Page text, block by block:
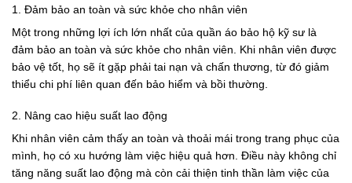
1. Đảm bảo an toàn và sức khỏe cho nhân viên
Một trong những lợi ích lớn nhất của quần áo bảo hộ kỹ sư là
đảm bảo an toàn và sức khỏe cho nhân viên. Khi nhân viên được
bảo vệ tốt, họ sẽ ít gặp phải tai nạn và chấn thương, từ đó giảm
thiểu chi phí liên quan đến bảo hiểm và bồi thường.
2. Nâng cao hiệu suất lao động
Khi nhân viên cảm thấy an toàn và thoải mái trong trang phục của
mình, họ có xu hướng làm việc hiệu quả hơn. Điều này không chỉ
tăng năng suất lao động mà còn cải thiện tinh thần làm việc của